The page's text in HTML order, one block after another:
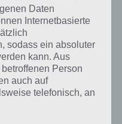
Informationen parat!
Teilen auf Facebook
Daten
Internetbasierte
sodass ein absoluter
kann. Aus
Person
auch auf
telefonisch, an